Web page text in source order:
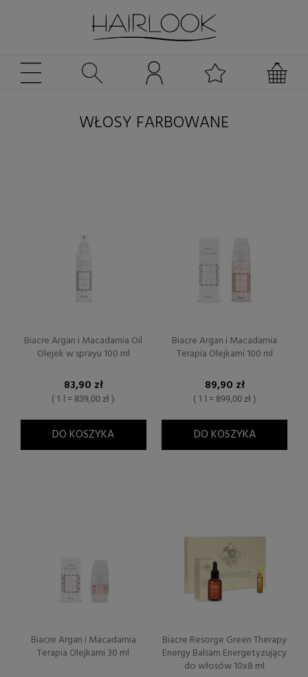
WŁOSY FARBOWANE
Biacre Argan i Macadamia Oil
Olejek w sprayu 100 ml
83,90 zł
( 1 l = 839,00 zł )
DO KOSZYKA
Biacre Argan i Macadamia
Terapia Olejkami 100 ml
89,90 zł
( 1 l = 899,00 zł )
DO KOSZYKA
Biacre Argan i Macadamia
Terapia Olejkami 30 ml
Biacre Resorge Green Therapy
Energy Balsam Energetyzujący
do włosów 10x8 ml